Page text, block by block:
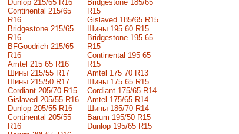
Dunlop 215/65 R16
Continental 215/65
R16
Bridgestone 215/65
R16
BFGoodrich 215/65
R16
Amtel 215 65 R16
Шины 215/55 R17
Шины 215/50 R17
Сordiant 205/70 R15
Gislaved 205/55 R16
Dunlop 205/55 R16
Continental 205/55
R16
Bridgestone 185/65
R15
Gislaved 185/65 R15
Шины 195 60 R15
Bridgestone 195 65
R15
Continental 195 65
R15
Amtel 175 70 R13
Шины 175 65 R15
Cordiant 175/65 R14
Amtel 175/65 R14
Шины 185/70 R14
Barum 195/50 R15
Dunlop 195/65 R15